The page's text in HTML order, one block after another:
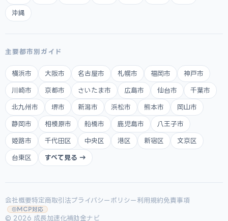
沖縄
主要都市別ガイド
横浜市 大阪市 名古屋市 札幌市 福岡市 神戸市
川崎市 京都市 さいたま市 広島市 仙台市 千葉市
北九州市 堺市 新潟市 浜松市 熊本市 岡山市
静岡市 相模原市 船橋市 鹿児島市 八王子市
姫路市 千代田区 中央区 港区 新宿区 文京区
台東区 すべて見る →
会社概要特定商取引法プライバシーポリシー 利用規約免責事項
MCP対応
© 2026 成長加速化補助金ナビ